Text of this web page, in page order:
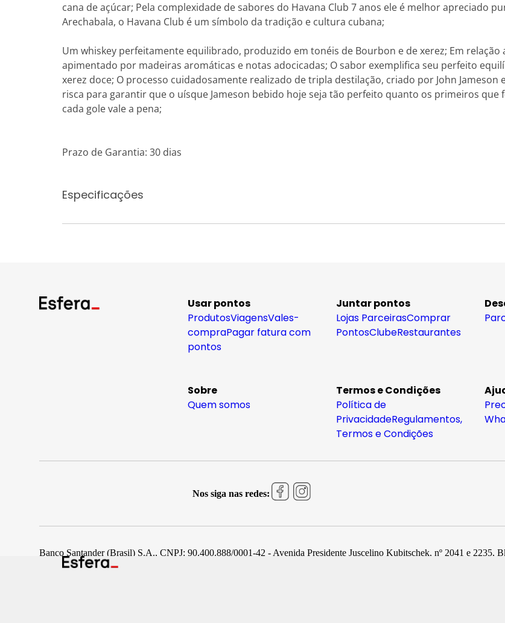
cana de açúcar; Pela complexidade de sabores do Havana Club 7 anos ele é melhor apreciado
Arechabala, o Havana Club é um símbolo da tradição e cultura cubana;
Um whiskey perfeitamente equilibrado, produzido em tonéis de Bourbon e de xerez; Em
apimentado por madeiras aromáticas e notas adocicadas; O sabor exemplifica seu perfeito
xerez doce; O processo cuidadosamente realizado de tripla destilação, criado por John Jameson
risca para garantir que o uísque Jameson bebido hoje seja tão perfeito quanto os primeiros
cada gole vale a pena;
Prazo de Garantia: 30 dias
Especificações
Usar pontos
ProdutosViagensVales-
compraPagar fatura com
pontos
Juntar pontos
Lojas ParceirasComprar
PontosClubeRestaurantes
Sobre
Quem somos
Termos e Condições
Política de
PrivacidadeRegulamentos,
Termos e Condições
Nos siga nas redes:
Banco Santander (Brasil) S.A., CNPJ: 90.400.888/0001-42 - Avenida Presidente Juscelino Kubitschek, nº 2041 e 2235,